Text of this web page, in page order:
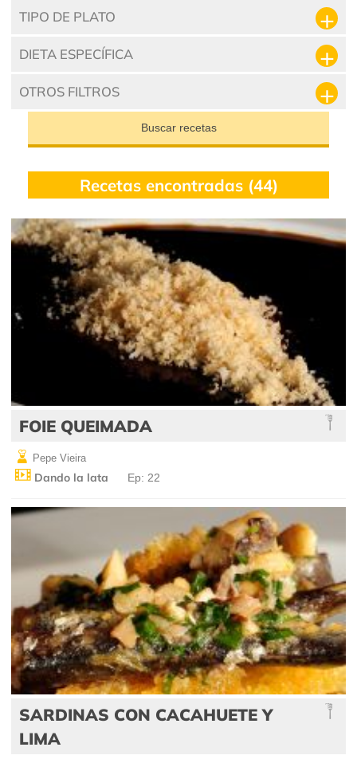
TIPO DE PLATO
DIETA ESPECÍFICA
OTROS FILTROS
Buscar recetas
Recetas encontradas (44)
FOIE QUEIMADA
Pepe Vieira
Dando la lata Ep: 22
SARDINAS CON CACAHUETE Y
LIMA